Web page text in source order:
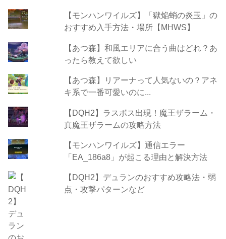
【モンハンワイルズ】「獄焔蛸の炎玉」の
おすすめ入手方法・場所【MHWS】
【あつ森】和風エリアに合う曲はどれ？あ
ったら教えて欲しい
【あつ森】リアーナって人気ないの？アネ
キ系で一番可愛いのに...
【DQH2】ラスボス出現！魔王ザラーム・
真魔王ザラームの攻略方法
【モンハンワイルズ】通信エラー
「EA_186a8」が起こる理由と解決方法
【DQH2】デュランのおすすめ攻略法・弱
点・攻撃パターンなど